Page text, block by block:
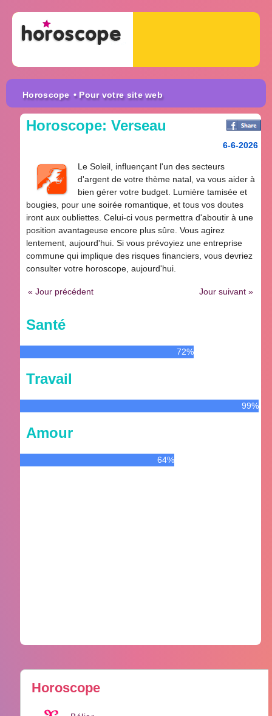
Horoscope • Pour votre site web
Horoscope
Horoscope: Verseau
6-6-2026
Le Soleil, influençant l'un des secteurs
d'argent de votre thème natal, va vous aider à
bien gérer votre budget. Lumière tamisée et
bougies, pour une soirée romantique, et tous vos doutes
iront aux oubliettes. Celui-ci vous permettra d'aboutir à une
position avantageuse encore plus sûre. Vous agirez
lentement, aujourd'hui. Si vous prévoyiez une entreprise
commune qui implique des risques financiers, vous devriez
consulter votre horoscope, aujourd'hui.
« Jour précédent Jour suivant »
Santé
72%
Travail
99%
Amour
64%